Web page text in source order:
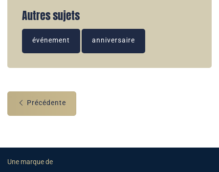
Autres sujets
événement anniversaire
Précédente
Une marque de